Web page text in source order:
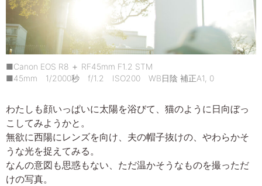
■Canon EOS R8 ＋ RF45mm F1.2 STM
■45mm 1/2000秒 f/1.2 ISO200 WB日陰 補正A1, 0
わたしも顔いっぱいに太陽を浴びて、猫のように日向ぼっ
こしてみようかと。
無欲に西陽にレンズを向け、夫の帽子抜けの、やわらかそ
うな光を捉えてみる。
なんの意図も思惑もない、ただ温かそうなものを撮っただ
けの写真。